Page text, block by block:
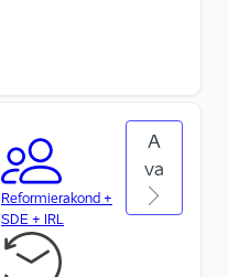
Reformierakond +
SDE + IRL
A
va